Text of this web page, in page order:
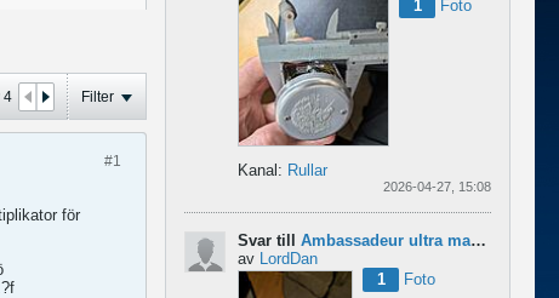
4 Filter
#1
för
1
Foto
Kanal: Rullar
2026-04-27, 15:08
Svar till Ambassadeur ultra mag xl 3
av
LordDan
1
Foto